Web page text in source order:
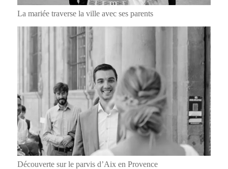
La mariée traverse la ville avec ses parents
Découverte sur le parvis d’Aix en Provence